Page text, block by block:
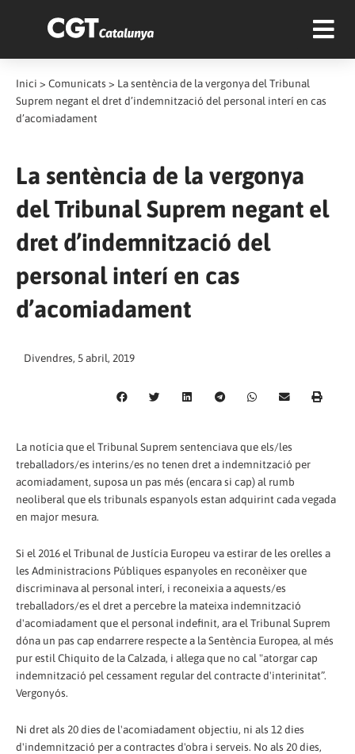
Inici > Comunicats > La sentència de la vergonya del Tribunal
Suprem negant el dret d’indemnització del personal interí en cas
d’acomiadament
La sentència de la vergonya
del Tribunal Suprem negant el
dret d’indemnització del
personal interí en cas
d’acomiadament
Divendres, 5 abril, 2019
La notícia que el Tribunal Suprem sentenciava que els/les
treballadors/es interins/es no tenen dret a indemnització per
acomiadament, suposa un pas més (encara si cap) al rumb
neoliberal que els tribunals espanyols estan adquirint cada vegada
en major mesura.
Si el 2016 el Tribunal de Justícia Europeu va estirar de les orelles a
les Administracions Públiques espanyoles en reconèixer que
discriminava al personal interí, i reconeixia a aquests/es
treballadors/es el dret a percebre la mateixa indemnització
d'acomiadament que el personal indefinit, ara el Tribunal Suprem
dóna un pas cap endarrere respecte a la Sentència Europea, al més
pur estil Chiquito de la Calzada, i al·lega que no cal "atorgar cap
indemnització pel cessament regular del contracte d'interinitat”.
Vergonyós.
Ni dret als 20 dies de l'acomiadament objectiu, ni als 12 dies
d'indemnització per a contractes d'obra i serveis. No als 20 dies,